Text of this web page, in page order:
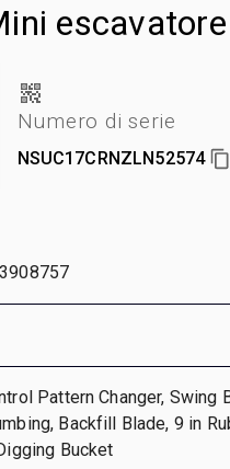
escavatore
Numero di serie
NSUC17CRNZLN52574
Pattern Changer, Swing
Backfill Blade, 9 in
Bucket